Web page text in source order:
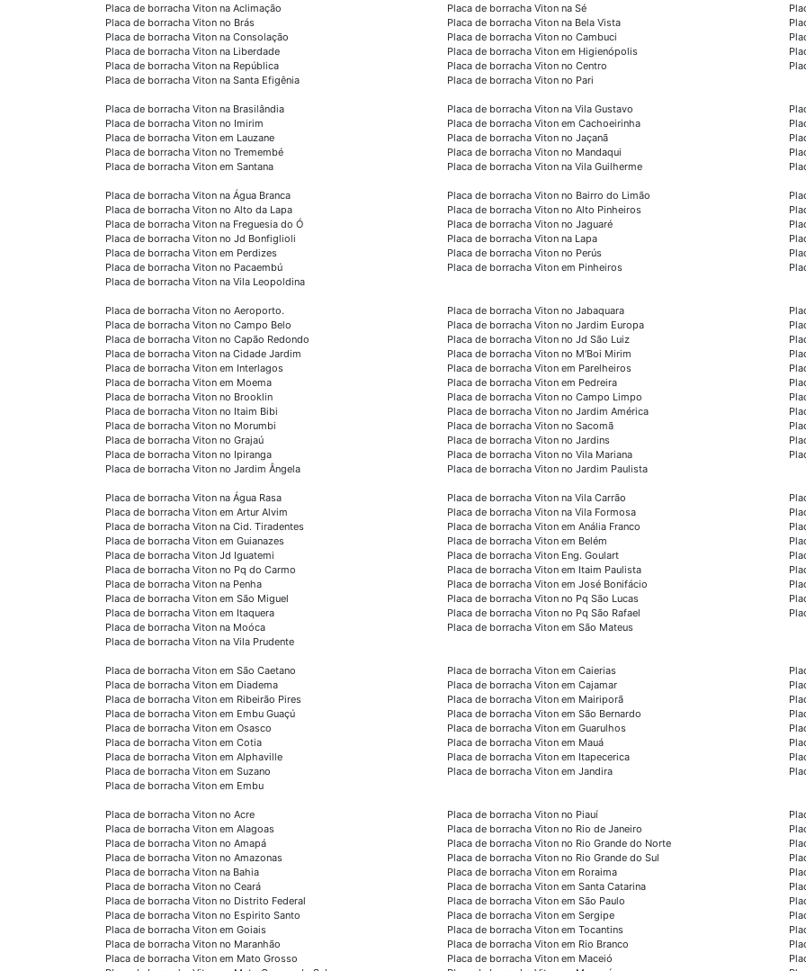
Placa de borracha Viton na Aclimação
Placa de borracha Viton no Brás
Placa de borracha Viton na Consolação
Placa de borracha Viton na Liberdade
Placa de borracha Viton na República
Placa de borracha Viton na Santa Efigênia
Placa de borracha Viton na Sé
Placa de borracha Viton na Bela Vista
Placa de borracha Viton no Cambuci
Placa de borracha Viton em Higienópolis
Placa de borracha Viton no Centro
Placa de borracha Viton no Pari
Placa de borracha Viton na Brasilândia
Placa de borracha Viton no Imirim
Placa de borracha Viton em Lauzane
Placa de borracha Viton no Tremembé
Placa de borracha Viton em Santana
Placa de borracha Viton na Vila Gustavo
Placa de borracha Viton em Cachoeirinha
Placa de borracha Viton no Jaçanã
Placa de borracha Viton no Mandaqui
Placa de borracha Viton na Vila Guilherme
Placa de borracha Viton na Água Branca
Placa de borracha Viton no Alto da Lapa
Placa de borracha Viton na Freguesia do Ó
Placa de borracha Viton no Jd Bonfiglioli
Placa de borracha Viton em Perdizes
Placa de borracha Viton no Pacaembú
Placa de borracha Viton na Vila Leopoldina
Placa de borracha Viton no Bairro do Limão
Placa de borracha Viton no Alto Pinheiros
Placa de borracha Viton no Jaguaré
Placa de borracha Viton na Lapa
Placa de borracha Viton no Perús
Placa de borracha Viton em Pinheiros
Placa de borracha Viton no Aeroporto.
Placa de borracha Viton no Campo Belo
Placa de borracha Viton no Capão Redondo
Placa de borracha Viton na Cidade Jardim
Placa de borracha Viton em Interlagos
Placa de borracha Viton em Moema
Placa de borracha Viton no Brooklin
Placa de borracha Viton no Itaim Bibi
Placa de borracha Viton no Morumbi
Placa de borracha Viton no Grajaú
Placa de borracha Viton no Ipiranga
Placa de borracha Viton no Jardim Ângela
Placa de borracha Viton no Jabaquara
Placa de borracha Viton no Jardim Europa
Placa de borracha Viton no Jd São Luiz
Placa de borracha Viton no M'Boi Mirim
Placa de borracha Viton em Parelheiros
Placa de borracha Viton em Pedreira
Placa de borracha Viton no Campo Limpo
Placa de borracha Viton no Jardim América
Placa de borracha Viton no Sacomã
Placa de borracha Viton no Jardins
Placa de borracha Viton no Vila Mariana
Placa de borracha Viton no Jardim Paulista
Placa de borracha Viton na Água Rasa
Placa de borracha Viton em Artur Alvim
Placa de borracha Viton na Cid. Tiradentes
Placa de borracha Viton em Guianazes
Placa de borracha Viton Jd Iguatemi
Placa de borracha Viton no Pq do Carmo
Placa de borracha Viton na Penha
Placa de borracha Viton em São Miguel
Placa de borracha Viton em Itaquera
Placa de borracha Viton na Moóca
Placa de borracha Viton na Vila Prudente
Placa de borracha Viton na Vila Carrão
Placa de borracha Viton na Vila Formosa
Placa de borracha Viton em Anália Franco
Placa de borracha Viton em Belém
Placa de borracha Viton Eng. Goulart
Placa de borracha Viton em Itaim Paulista
Placa de borracha Viton em José Bonifácio
Placa de borracha Viton no Pq São Lucas
Placa de borracha Viton no Pq São Rafael
Placa de borracha Viton em São Mateus
Placa de borracha Viton em São Caetano
Placa de borracha Viton em Diadema
Placa de borracha Viton em Ribeirão Pires
Placa de borracha Viton em Embu Guaçú
Placa de borracha Viton em Osasco
Placa de borracha Viton em Cotia
Placa de borracha Viton em Alphaville
Placa de borracha Viton em Suzano
Placa de borracha Viton em Embu
Placa de borracha Viton em Caierias
Placa de borracha Viton em Cajamar
Placa de borracha Viton em Mairiporã
Placa de borracha Viton em São Bernardo
Placa de borracha Viton em Guarulhos
Placa de borracha Viton em Mauá
Placa de borracha Viton em Itapecerica
Placa de borracha Viton em Jandira
Placa de borracha Viton no Acre
Placa de borracha Viton em Alagoas
Placa de borracha Viton no Amapá
Placa de borracha Viton no Amazonas
Placa de borracha Viton na Bahia
Placa de borracha Viton no Ceará
Placa de borracha Viton no Distrito Federal
Placa de borracha Viton no Espirito Santo
Placa de borracha Viton em Goiais
Placa de borracha Viton no Maranhão
Placa de borracha Viton em Mato Grosso
Placa de borracha Viton no Piauí
Placa de borracha Viton no Rio de Janeiro
Placa de borracha Viton no Rio Grande do Norte
Placa de borracha Viton no Rio Grande do Sul
Placa de borracha Viton em Roraima
Placa de borracha Viton em Santa Catarina
Placa de borracha Viton em São Paulo
Placa de borracha Viton em Sergipe
Placa de borracha Viton em Tocantins
Placa de borracha Viton em Rio Branco
Placa de borracha Viton em Maceió